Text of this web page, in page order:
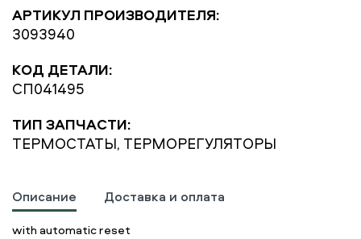
АРТИКУЛ ПРОИЗВОДИТЕЛЯ:
3093940
КОД ДЕТАЛИ:
СП041495
ТИП ЗАПЧАСТИ:
ТЕРМОСТАТЫ, ТЕРМОРЕГУЛЯТОРЫ
Описание Доставка и оплата
with automatic reset